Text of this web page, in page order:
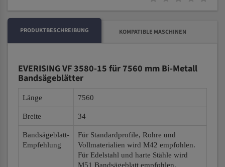
PRODUKTBESCHREIBUNG KOMPATIBLE MASCHINEN
EVERISING VF 3580-15 für 7560 mm Bi-Metall
Bandsägeblätter
Länge 7560
Breite 34
Bandsägeblatt-
Empfehlung
Für Standardprofile, Rohre und
Vollmaterialien wird M42 empfohlen.
Für Edelstahl und harte Stähle wird
M51 Bandsägeblatt empfohlen.